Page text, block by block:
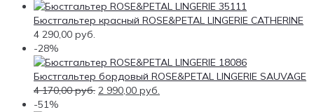
Бюстгальтер красный ROSE&PETAL LINGERIE CATHERINE
4 290,00 руб.
-28%
Бюстгальтер бордовый ROSE&PETAL LINGERIE SAUVAGE
4 170,00руб. 2 990,00 руб.
-51%